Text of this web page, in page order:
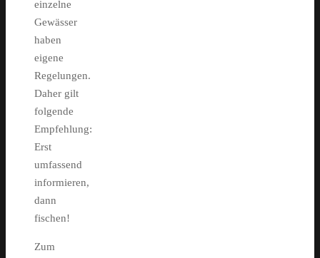
einzelne
Gewässer
haben
eigene
Regelungen.
Daher gilt
folgende
Empfehlung:
Erst
umfassend
informieren,
dann
fischen!
Zum